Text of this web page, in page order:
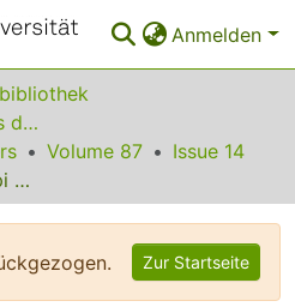
Anmelden
Sonstige Volltexte aus dem Bibliotheksangebot
Volume 87
Issue 14
Identification of the Ipi = 10+ Yrast Rotational State in 24Mg
Zur Startseite